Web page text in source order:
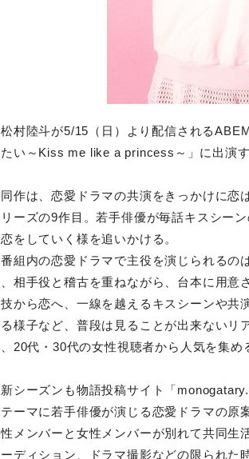
松村陸斗が5/15（日）より配信される
たい～Kiss me like a princess～」に出演す
同作は、恋愛ドラマの共演をきっかけに恋
リーズの9作目。若手俳優が毎話キスシー
恋をしていく様を追いかける。
番組内の恋愛ドラマで主役を演じられるの
、相手役と稽古を重ねながら、台本に用
技から恋へ、一線を越えるキスシーンや共
る様子など、普段は見ることが出来ないリ
、20代・30代の女性視聴者から人気を集
新シーズンも物語投稿サイト「
テーマに若手俳優が演じる恋愛ドラマの原
性メンバーと女性メンバーが別れて共同生
ーディション、ドラマ撮影などの限られた